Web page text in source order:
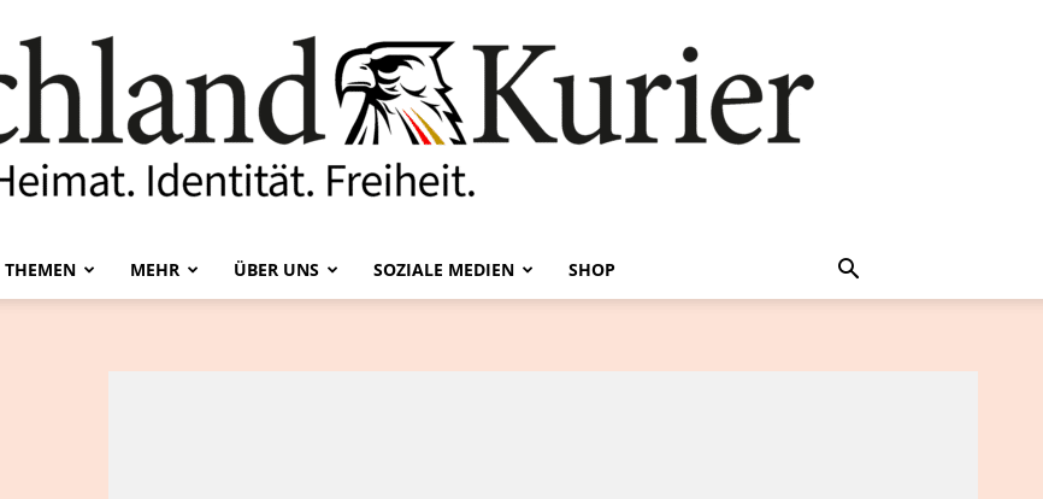
THEMEN MEHR ÜBER UNS SOZIALE MEDIEN SHOP